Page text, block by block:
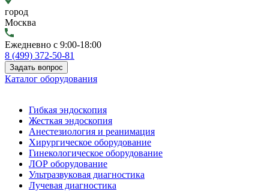
город
Москва
Ежедневно с 9:00-18:00
8 (499) 372-50-81
Задать вопрос
Каталог оборудования
Гибкая эндоскопия
Жесткая эндоскопия
Анестезиология и реанимация
Хирургическое оборудование
Гинекологическое оборудование
ЛОР оборудование
Ультразвуковая диагностика
Лучевая диагностика